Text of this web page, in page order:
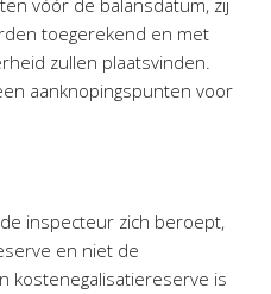
toegerekend en met
zullen plaatsvinden.
aanknopingspunten voor
inspecteur zich beroept,
en niet de
kostenegalisatiereserve is